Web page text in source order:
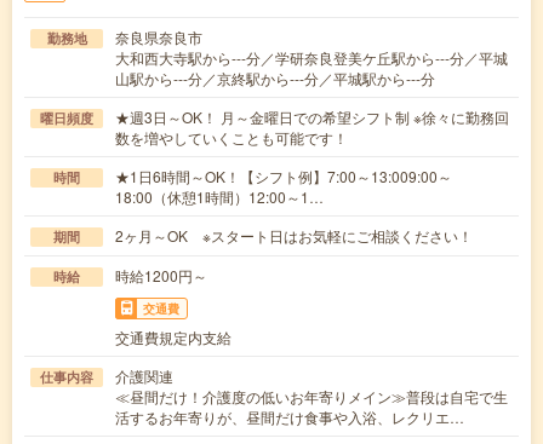
勤務地
奈良県奈良市
大和西大寺駅から---分／学研奈良登美ケ丘駅から---分／平城
山駅から---分／京終駅から---分／平城駅から---分
曜日頻度
★週3日～OK！ 月～金曜日での希望シフト制 ※徐々に勤務回
数を増やしていくことも可能です！
時間
★1日6時間～OK！【シフト例】7:00～13:009:00～
18:00（休憩1時間）12:00～1…
期間 2ヶ月～OK ※スタート日はお気軽にご相談ください！
時給 時給1200円～
交通費
交通費規定内支給
仕事内容
介護関連
≪昼間だけ！介護度の低いお年寄りメイン≫普段は自宅で生
活するお年寄りが、昼間だけ食事や入浴、レクリエ…